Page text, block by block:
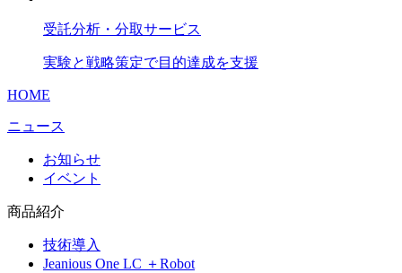
受託分析・分取サービス
実験と戦略策定で目的達成を支援
HOME
ニュース
お知らせ
イベント
商品紹介
技術導入
Jeanious One LC ＋Robot